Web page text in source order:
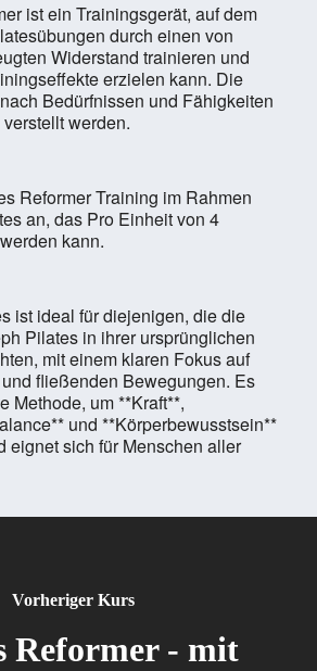
ist ein Trainingsgerät, auf dem
durch einen von
Widerstand trainieren und
erzielen kann. Die
Bedürfnissen und Fähigkeiten
werden.
Reformer Training im Rahmen
an, das Pro Einheit von 4
kann.
ist ideal für diejenigen, die die
Pilates in ihrer ursprünglichen
mit einem klaren Fokus auf
fließenden Bewegungen. Es
Methode, um **Kraft**,
und **Körperbewusstsein**
eignet sich für Menschen aller
Vorheriger Kurs
Reformer - mit